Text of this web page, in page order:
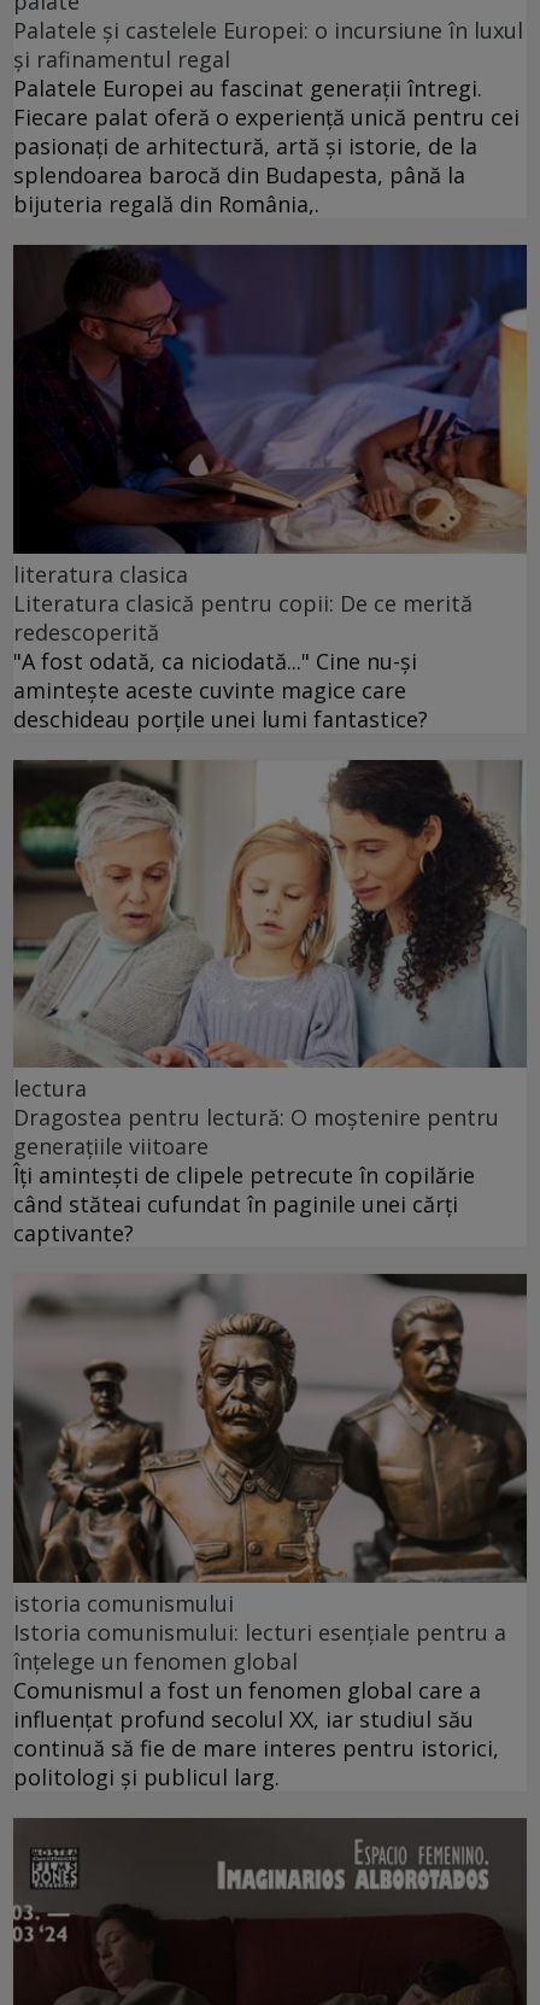
Palatele și castelele Europei: o incursiune în luxul
și rafinamentul regal
Palatele Europei au fascinat generații întregi.
Fiecare palat oferă o experiență unică pentru cei
pasionați de arhitectură, artă și istorie, de la
splendoarea barocă din Budapesta, până la
bijuteria regală din România,.
literatura clasica
Literatura clasică pentru copii: De ce merită
redescoperită
"A fost odată, ca niciodată..." Cine nu-și
amintește aceste cuvinte magice care
deschideau porțile unei lumi fantastice?
lectura
Dragostea pentru lectură: O moștenire pentru
generațiile viitoare
Îți amintești de clipele petrecute în copilărie
când stăteai cufundat în paginile unei cărți
captivante?
istoria comunismului
Istoria comunismului: lecturi esențiale pentru a
înțelege un fenomen global
Comunismul a fost un fenomen global care a
influențat profund secolul XX, iar studiul său
continuă să fie de mare interes pentru istorici,
politologi și publicul larg.